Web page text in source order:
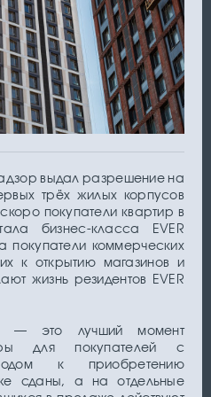
выдал разрешение на
трёх жилых корпусов
покупатели квартир в
бизнес-класса EVER
покупатели коммерческих
к открытию магазинов и
жизнь резидентов EVER
— это лучший момент
для покупателей с
к приобретению
сданы, а на отдельные